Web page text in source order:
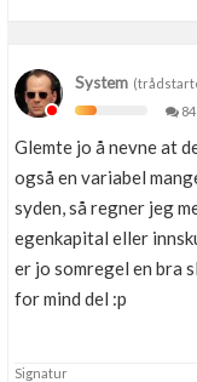
System
84
Glemte jo å nevne at
også en variabel
syden, så regner jeg
egenkapital eller
er jo somregel en bra
for mind del :p
Signatur